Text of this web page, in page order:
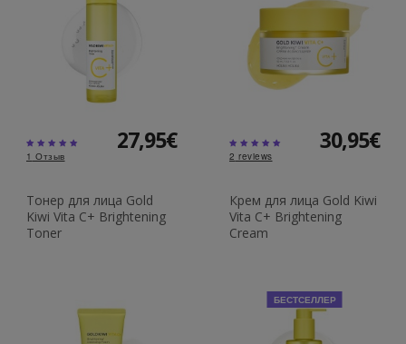
1 Отзыв
27,95€
Тонер для лица Gold
Kiwi Vita C+ Brightening
Toner
2 reviews
30,95€
Крем для лица Gold Kiwi
Vita C+ Brightening
Cream
БЕСТСЕЛЛЕР